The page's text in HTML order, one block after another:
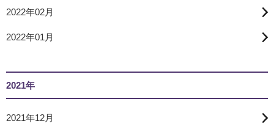
2022年02月
2022年01月
2021年
2021年12月